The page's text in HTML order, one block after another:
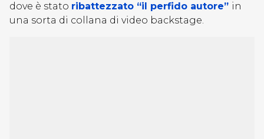
dove è stato ribattezzato “il perfido autore” in
una sorta di collana di video backstage.